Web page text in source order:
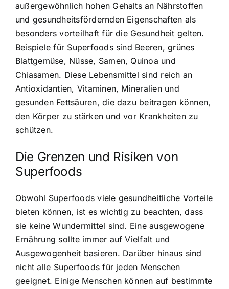
außergewöhnlich hohen Gehalts an Nährstoffen
und gesundheitsfördernden Eigenschaften als
besonders vorteilhaft für die Gesundheit gelten.
Beispiele für Superfoods sind Beeren, grünes
Blattgemüse, Nüsse, Samen, Quinoa und
Chiasamen. Diese Lebensmittel sind reich an
Antioxidantien, Vitaminen, Mineralien und
gesunden Fettsäuren, die dazu beitragen können,
den Körper zu stärken und vor Krankheiten zu
schützen.
Die Grenzen und Risiken von
Superfoods
Obwohl Superfoods viele gesundheitliche Vorteile
bieten können, ist es wichtig zu beachten, dass
sie keine Wundermittel sind. Eine ausgewogene
Ernährung sollte immer auf Vielfalt und
Ausgewogenheit basieren. Darüber hinaus sind
nicht alle Superfoods für jeden Menschen
geeignet. Einige Menschen können auf bestimmte